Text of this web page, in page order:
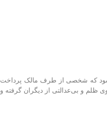
که شخصی از طرف مالک پرداخت
ظلم و بی‌عدالتی از دیگران گرفته و